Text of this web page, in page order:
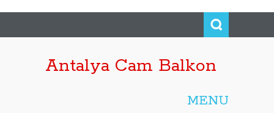
Antalya Cam Balkon
MENU